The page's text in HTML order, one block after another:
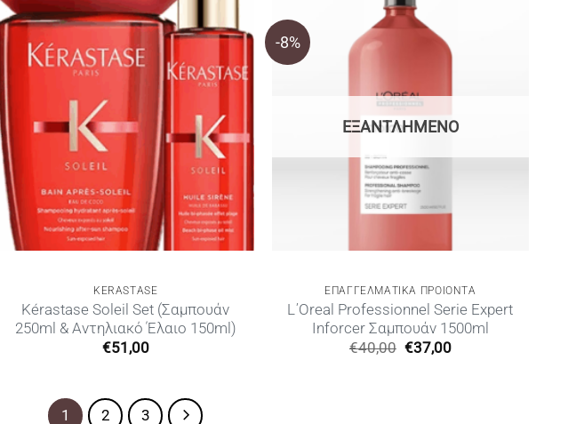
KERASTASE
Kérastase Soleil Set (Σαμπουάν
250ml & Αντηλιακό Έλαιο 150ml)
€51,00
-8%
ΕΞΑΝΤΛΗΜΈΝΟ
ΕΠΑΓΓΕΛΜΑΤΙΚΑ ΠΡΟΙΟΝΤΑ
L΄Oreal Professionnel Serie Expert
Inforcer Σαμπουάν 1500ml
€40,00 Original
€37,00Η
1 2 3